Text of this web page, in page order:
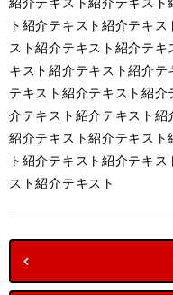
ト紹介テキスト紹介テキ
スト紹介テキスト紹介テ
キスト紹介テキスト紹介
テキスト紹介テキスト紹
介テキスト紹介テキスト紹
紹介テキスト紹介テキス
ト紹介テキスト紹介テキ
スト紹介テキスト